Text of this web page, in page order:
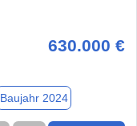
630.000 €
Baujahr 2024